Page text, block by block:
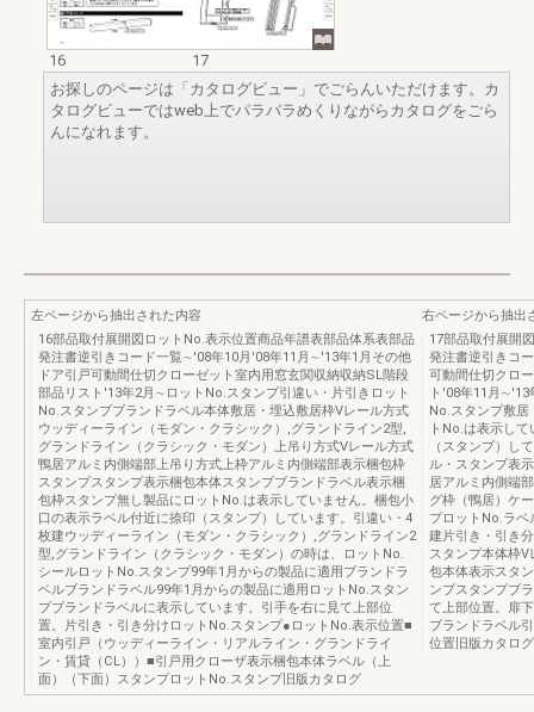
16
17
お探しのページは「カタログビュー」でごらんいただけます。カ
タログビューではweb上でパラパラめくりながらカタログをごら
んになれます。
左ページから抽出された内容
16部品取付展開図ロットNo.表示位置商品年譜表部品体系表部品
発注書逆引きコード一覧∼'08年10月'08年11月∼'13年1月その他
ドア引戸可動間仕切クローゼット室内用窓玄関収納収納SL階段
部品リスト'13年2月∼ロットNo.スタンプ引違い・片引きロット
No.スタンプブランドラベル本体敷居・埋込敷居枠Vレール方式
ウッディーライン（モダン・クラシック）,グランドライン2型,
グランドライン（クラシック・モダン）上吊り方式Vレール方式
鴨居アルミ内側端部上吊り方式上枠アルミ内側端部表示梱包枠
スタンプスタンプ表示梱包本体スタンプブランドラベル表示梱
包枠スタンプ無し製品にロットNo.は表示していません。梱包小
口の表示ラベル付近に捺印（スタンプ）しています。引違い・4
枚建ウッディーライン（モダン・クラシック）,グランドライン2
型,グランドライン（クラシック・モダン）の時は、ロットNo.
シールロットNo.スタンプ99年1月からの製品に適用ブランドラ
ベルブランドラベル99年1月からの製品に適用ロットNo.スタン
プブランドラベルに表示しています。引手を右に見て上部位
置。片引き・引き分けロットNo.スタンプ●ロットNo.表示位置■
室内引戸（ウッディーライン・リアルライン・グランドライ
ン・賃貸（CL））■引戸用クローザ表示梱包本体ラベル（上
面）（下面）スタンプロットNo.スタンプ旧版カタログ
右ページから抽出
17部品取付展開
発注書逆引きコ
可動間仕切クロ
ト'08年11月∼'13
No.スタンプ敷居
トNo.は表示し
（スタンプ）し
ル・スタンプ表
居アルミ内側端
グ枠（鴨居）ケ
プロットNo.ラベ
建片引き・引き
スタンプ本体枠
包本体表示スタ
ンプスタンプブ
て上部位置。扉
ブランドラベル
位置旧版カタログ